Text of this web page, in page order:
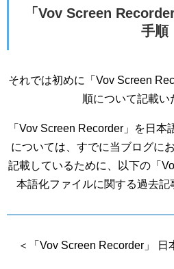
「Vov Screen
手順
それでは初めに「Vov Screen
順について記載い
「Vov Screen Recorder」を日
については、すでに当ブログに
記載しているために、以下の「
本語化ファイルに関する過去記
＜「Vov Screen Recorder」 日